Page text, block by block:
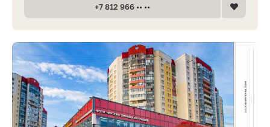
+7 812 966 •• ••